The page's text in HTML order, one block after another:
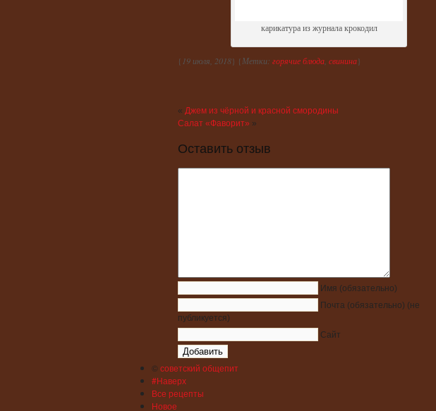
карикатура из журнала крокодил
{ 19 июля, 2018} {Метки: горячие блюда свинина}
« Джем из чёрной и красной смородины
Салат «Фаворит» »
Оставить отзыв
Имя (обязательно)
Почта (обязательно) (не
публикуется)
Сайт
©советский общепит
#Наверх
Все рецепты
Новое